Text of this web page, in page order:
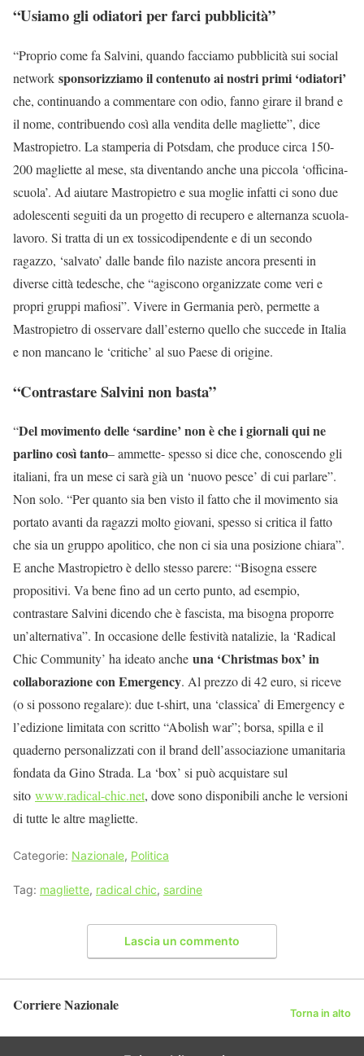
“Usiamo gli odiatori per farci pubblicità”
“Proprio come fa Salvini, quando facciamo pubblicità sui social
network sponsorizziamo il contenuto ai nostri primi ‘odiatori’
che, continuando a commentare con odio, fanno girare il brand e
il nome, contribuendo così alla vendita delle magliette”, dice
Mastropietro. La stamperia di Potsdam, che produce circa 150-
200 magliette al mese, sta diventando anche una piccola ‘officina-
scuola’. Ad aiutare Mastropietro e sua moglie infatti ci sono due
adolescenti seguiti da un progetto di recupero e alternanza scuola-
lavoro. Si tratta di un ex tossicodipendente e di un secondo
ragazzo, ‘salvato’ dalle bande filo naziste ancora presenti in
diverse città tedesche, che “agiscono organizzate come veri e
propri gruppi mafiosi”. Vivere in Germania però, permette a
Mastropietro di osservare dall’esterno quello che succede in Italia
e non mancano le ‘critiche’ al suo Paese di origine.
“Contrastare Salvini non basta”
“Del movimento delle ‘sardine’ non è che i giornali qui ne
parlino così tanto– ammette- spesso si dice che, conoscendo gli
italiani, fra un mese ci sarà già un ‘nuovo pesce’ di cui parlare”.
Non solo. “Per quanto sia ben visto il fatto che il movimento sia
portato avanti da ragazzi molto giovani, spesso si critica il fatto
che sia un gruppo apolitico, che non ci sia una posizione chiara”.
E anche Mastropietro è dello stesso parere: “Bisogna essere
propositivi. Va bene fino ad un certo punto, ad esempio,
contrastare Salvini dicendo che è fascista, ma bisogna proporre
un’alternativa”. In occasione delle festività natalizie, la ‘Radical
Chic Community’ ha ideato anche una ‘Christmas box’ in
collaborazione con Emergency. Al prezzo di 42 euro, si riceve
(o si possono regalare): due t-shirt, una ‘classica’ di Emergency e
l’edizione limitata con scritto “Abolish war”; borsa, spilla e il
quaderno personalizzati con il brand dell’associazione umanitaria
fondata da Gino Strada. La ‘box’ si può acquistare sul
sito www.radical-chic.net, dove sono disponibili anche le versioni
di tutte le altre magliette.
Categorie: Nazionale, Politica
Tag: magliette, radical chic, sardine
Lascia un commento
Corriere Nazionale Torna in alto